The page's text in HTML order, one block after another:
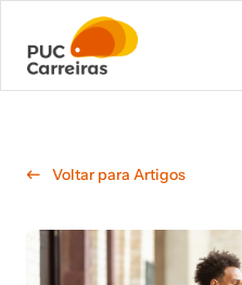
Pular para o conteúdo principal
Voltar para Artigos